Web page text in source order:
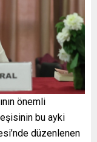
önemli
bu ayki
düzenlenen